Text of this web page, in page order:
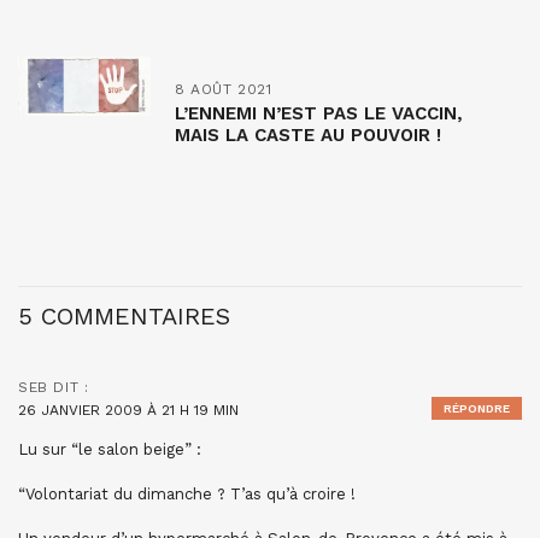
8 AOÛT 2021
L’ENNEMI N’EST PAS LE VACCIN,
MAIS LA CASTE AU POUVOIR !
5 COMMENTAIRES
SEB DIT :
26 JANVIER 2009 À 21 H 19 MIN
Lu sur “le salon beige” :
“Volontariat du dimanche ? T’as qu’à croire !
RÉPONDRE